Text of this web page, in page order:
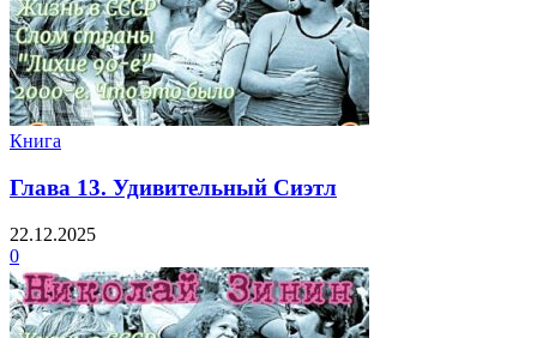
Книга
Глава 13. Удивительный Сиэтл
22.12.2025
0